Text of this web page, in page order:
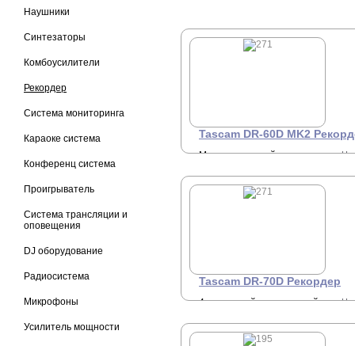
Наушники
Синтезаторы
Комбоусилители
Рекордер
Система мониторинга
Караоке система
Конференц система
Проигрыватель
Система трансляции и
оповещения
DJ оборудование
Радиосистема
Микрофоны
Усилитель мощности
Tascam DR-60D MK2
Многоканальный
рекордер, Broadcast Wav
(BWF)/MP3.
Tascam DR-70D Рекордер
4 канальный портативный
камер , WAV/BWF
44.1/48/96kHz, 16/24-bit,